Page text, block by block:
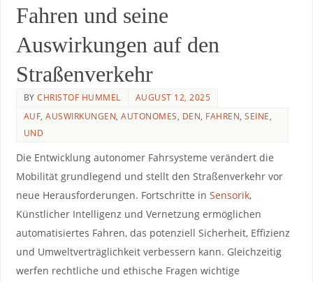
Fahren und seine
Auswirkungen auf den
Straßenverkehr
BYCHRISTOF HUMMEL
AUGUST 12, 2025
AUF,AUSWIRKUNGEN,AUTONOMES, DEN, FAHREN,SEINE,
UND
Die Entwicklung autonomer Fahrsysteme verändert die
Mobilität grundlegend und ​stellt ‍den Straßenverkehr vor⁢
neue Herausforderungen. Fortschritte in⁤ Sensorik,
Künstlicher Intelligenz ⁢und Vernetzung ermöglichen
automatisiertes Fahren, das⁢ potenziell Sicherheit, Effizienz
und Umweltverträglichkeit verbessern kann. Gleichzeitig
werfen rechtliche und⁤ ethische Fragen wichtige